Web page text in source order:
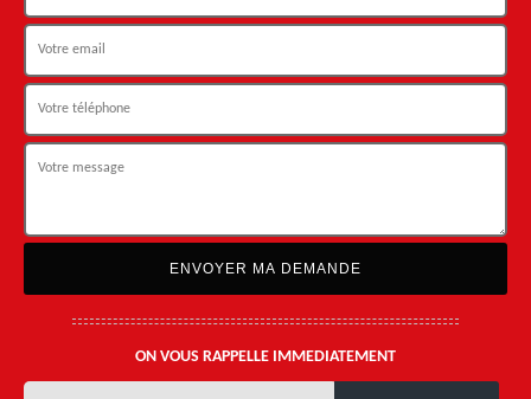
ON VOUS RAPPELLE IMMEDIATEMENT